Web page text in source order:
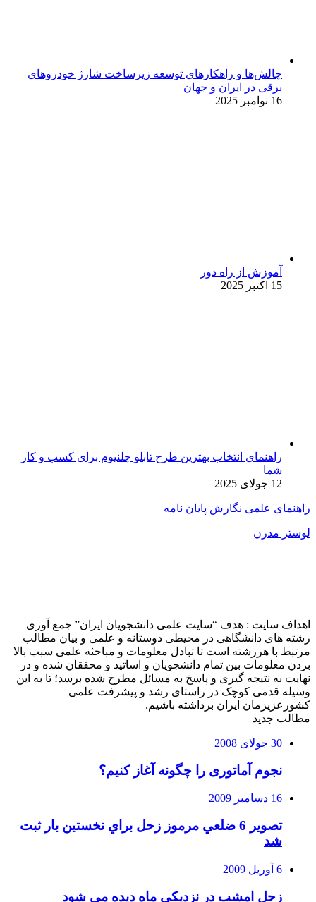
چالش‌ها و راهکارهای توسعه زیرساخت شارژ خودروهای
برقی در ایران و جهان
16 نوامبر 2025
آموزش از راه دور
15 اکتبر 2025
راهنمای انتخاب بهترین طرح تابلو چلنیوم برای کسب و کار
شما
12 جولای 2025
راهنمای علمی نگارش پایان نامه
لوستر مدرن
اهداف سایت : هدف “سایت علمی دانشجویان ایران” جمع آوری
رشته های دانشگاهی در محیطی دوستانه و علمی و بیان مطالب
مرتبط با هررشته است تا تبادل معلومات و مباحثه علمی سبب بالا
بردن معلومات بین تمام دانشجویان و اساتید و محققان شده و در
نهایت به نتیجه گیری و پاسخ به مسائل مطرح شده برسد؛ تا به این
وسیله قدمی کوچک در راستای رشد و پیشرفت علمی
کشورعزیزمان ایران برداشته باشیم.
مطالب جدید
30 جولای 2008
نجوم آماتوری را چگونه آغاز کنیم؟
16 دسامبر 2009
تصوير 6 ضلعي مرموز زحل براي نخستين بار ثبت
شد
6 آوریل 2009
زحل امشب در نزديكي ماه ديده مي شود